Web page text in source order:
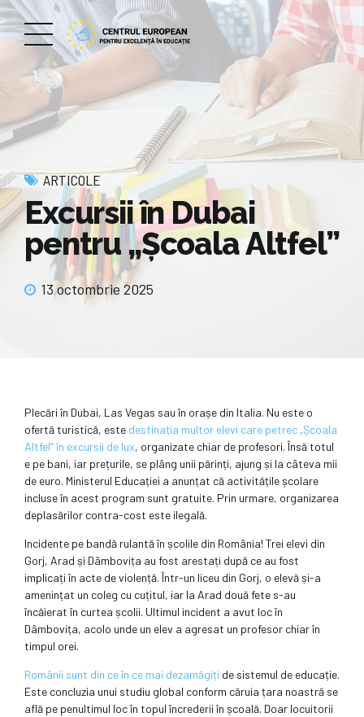
ARTICOLE
Excursii în Dubai
pentru „Școala Altfel”
13 octombrie 2025
Plecări în Dubai, Las Vegas sau în orașe din Italia. Nu este o
ofertă turistică, este destinația multor elevi care petrec „Școala
Altfel” în excursii de lux, organizate chiar de profesori. Însă totul
e pe bani, iar prețurile, se plâng unii părinți, ajung și la câteva mii
de euro. Ministerul Educației a anunțat că activitățile școlare
incluse în acest program sunt gratuite. Prin urmare, organizarea
deplasărilor contra-cost este ilegală.
Incidente pe bandă rulantă în școlile din România! Trei elevi din
Gorj, Arad și Dâmbovița au fost arestați după ce au fost
implicați în acte de violență. Într-un liceu din Gorj, o elevă și-a
amenințat un coleg cu cuțitul, iar la Arad două fete s-au
încăierat în curtea școlii. Ultimul incident a avut loc în
Dâmbovița, acolo unde un elev a agresat un profesor chiar în
timpul orei.
Românii sunt din ce în ce mai dezamăgiți de sistemul de educație.
Este concluzia unui studiu global conform căruia țara noastră se
află pe penultimul loc în topul încrederii în școală. Doar locuitorii